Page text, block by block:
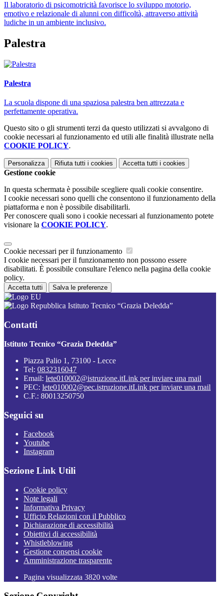
Il laboratorio di psicomotricità favorisce lo sviluppo motorio,
emotivo e relazionale di alunni con difficoltà, attraverso attività
ludiche in un ambiente inclusivo.
Palestra
Palestra
La scuola dispone di una spaziosa palestra ben attrezzata e
perfettamente operativa.
Questo sito o gli strumenti terzi da questo utilizzati si avvalgono di
cookie necessari al funzionamento ed utili alle finalità illustrate nella
COOKIE POLICY.
Personalizza Rifiuta tutti i cookies Accetta tutti i cookies
Gestione cookie
In questa schermata è possibile scegliere quali cookie consentire.
I cookie necessari sono quelli che consentono il funzionamento della
piattaforma e non è possibile disabilitarli.
Per conoscere quali sono i cookie necessari al funzionamento potete
visionare la COOKIE POLICY.
Cookie necessari per il funzionamento
I cookie necessari per il funzionamento non possono essere
disabilitati. È possibile consultare l'elenco nella pagina della cookie
policy.
Accetta tutti Salva le preferenze
Istituto Tecnico “Grazia Deledda”
Contatti
Istituto Tecnico “Grazia Deledda”
Piazza Palio 1, 73100 - Lecce
Tel: 0832316047
Email: lete010002@istruzione.itLink per inviare una mail
PEC: lete010002@pec.istruzione.itLink per inviare una mail
C.F.: 80013250750
Seguici su
Facebook
Youtube
Instagram
Sezione Link Utili
Cookie policy
Note legali
Informativa Privacy
Ufficio Relazioni con il Pubblico
Dichiarazione di accessibilità
Obiettivi di accessibilità
Whistleblowing
Gestione consensi cookie
Amministrazione trasparente
Pagina visualizzata 3820 volte